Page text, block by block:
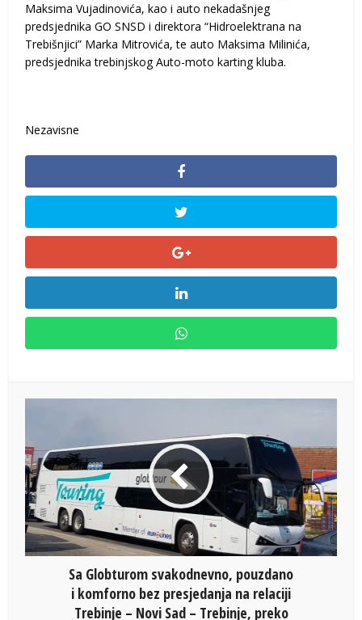
Maksima Vujadinovića, kao i auto nekadašnjeg
predsjednika GO SNSD i direktora “Hidroelektrana na
Trebišnjici” Marka Mitrovića, te auto Maksima Milinića,
predsjednika trebinjskog Auto-moto karting kluba.
Nezavisne
Sa Globturom svakodnevno, pouzdano
i komforno bez presjedanja na relaciji
Trebinje – Novi Sad – Trebinje, preko